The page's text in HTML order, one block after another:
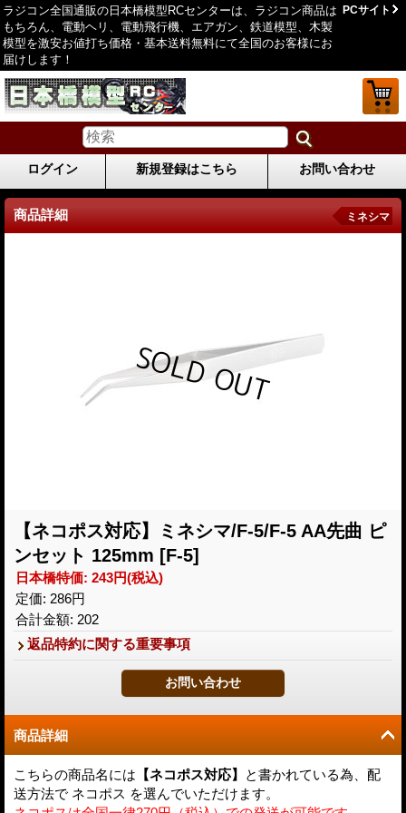
ラジコン全国通販の日本橋模型RCセンターは、ラジコン商品は
もちろん、電動ヘリ、電動飛行機、エアガン、鉄道模型、木製
模型を激安お値打ち価格・基本送料無料にて全国のお客様にお
届けします！
PCサイト
ログイン 新規登録はこちら お問い合わせ
商品詳細 ミネシマ
【ネコポス対応】ミネシマ/F-5/F-5 AA先曲 ピ
ンセット 125mm [F-5]
日本橋特価: 243円(税込)
定価: 286円
合計金額: 202
返品特約に関する重要事項
商品詳細
こちらの商品名には 【ネコポス対応】
と書かれている為、配
送方法で ネコポス を選んでいただけます。